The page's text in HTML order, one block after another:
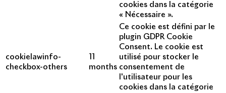
cookies dans la catégorie
« Nécessaire ».
cookielawinfo-
checkbox-others
months
Ce cookie est défini par le
plugin GDPR Cookie
Consent. Le cookie est
utilisé pour stocker le
consentement de
l'utilisateur pour les
cookies dans la catégorie